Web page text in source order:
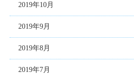
2019年10月
2019年9月
2019年8月
2019年7月